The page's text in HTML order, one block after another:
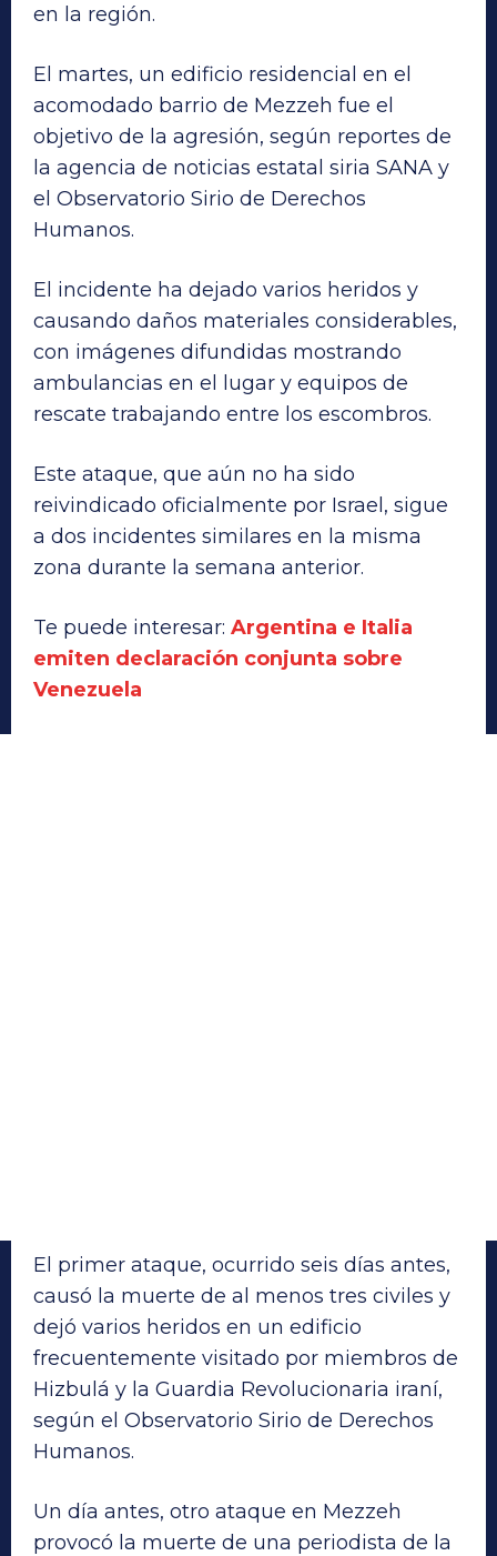
en la región.
El martes, un edificio residencial en el
acomodado barrio de Mezzeh fue el
objetivo de la agresión, según reportes de
la agencia de noticias estatal siria SANA y
el Observatorio Sirio de Derechos
Humanos.
El incidente ha dejado varios heridos y
causando daños materiales considerables,
con imágenes difundidas mostrando
ambulancias en el lugar y equipos de
rescate trabajando entre los escombros.
Este ataque, que aún no ha sido
reivindicado oficialmente por Israel, sigue
a dos incidentes similares en la misma
zona durante la semana anterior.
Te puede interesar: Argentina e Italia
emiten declaración conjunta sobre
Venezuela
El primer ataque, ocurrido seis días antes,
causó la muerte de al menos tres civiles y
dejó varios heridos en un edificio
frecuentemente visitado por miembros de
Hizbulá y la Guardia Revolucionaria iraní,
según el Observatorio Sirio de Derechos
Humanos.
Un día antes, otro ataque en Mezzeh
provocó la muerte de una periodista de la